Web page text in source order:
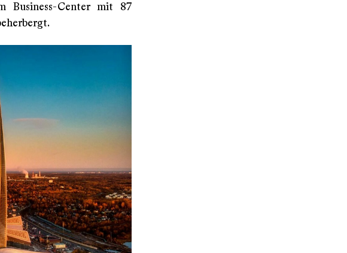
Business-Center mit 87